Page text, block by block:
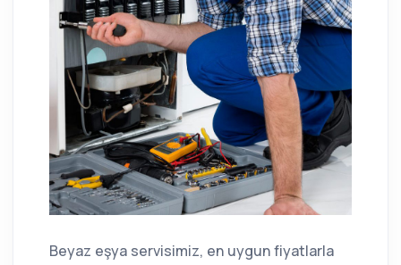
Beyaz eşya servisimiz, en uygun fiyatlarla